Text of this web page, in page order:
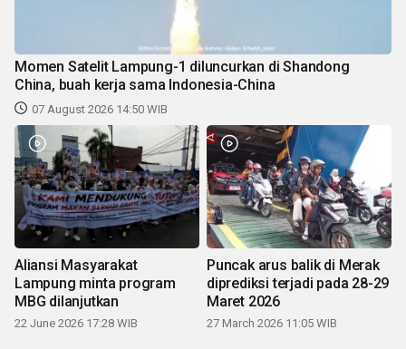
Momen Satelit Lampung-1 diluncurkan di Shandong
China, buah kerja sama Indonesia-China
07 August 2026 14:50 WIB
Aliansi Masyarakat
Lampung minta program
MBG dilanjutkan
22 June 2026 17:28 WIB
Puncak arus balik di Merak
diprediksi terjadi pada 28-29
Maret 2026
27 March 2026 11:05 WIB